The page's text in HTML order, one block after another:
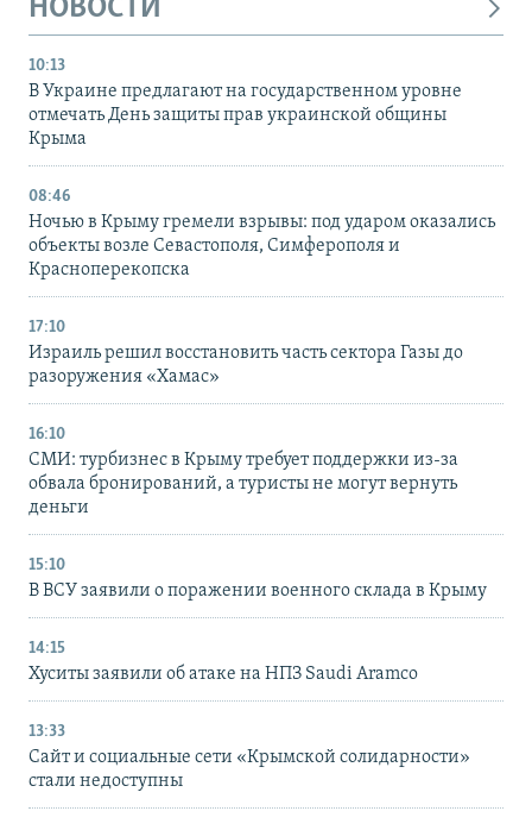
НОВОСТИ
10:13
В Украине предлагают на государственном уровне
отмечать День защиты прав украинской общины
Крыма
08:46
Ночью в Крыму гремели взрывы: под ударом оказались
объекты возле Севастополя, Симферополя и
Красноперекопска
17:10
Израиль решил восстановить часть сектора Газы до
разоружения «Хамас»
16:10
СМИ: турбизнес в Крыму требует поддержки из-за
обвала бронирований, а туристы не могут вернуть
деньги
15:10
В ВСУ заявили о поражении военного склада в Крыму
14:15
Хуситы заявили об атаке на НПЗ Saudi Aramco
13:33
Сайт и социальные сети «Крымской солидарности»
стали недоступны